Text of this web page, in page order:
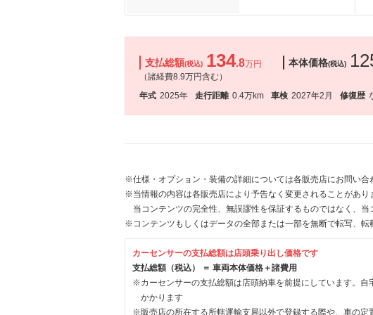
支払総額(税込) 134.8万円
（諸経費8.9万円含む）
本体価格(税込)
年式 2025年 走行距離 0.4万km 車検 2027年2月 修復歴
※仕様・オプション・装備の詳細については各販売店にお問い合
※当情報の内容は各販売店により予告なく変更されることがあ
当コンテンツの完全性、無誤謬性を保証するものではなく、
※コンテンツもしくはデータの全部または一部を無断で転写、転
カーセンサーの支払総額は店頭乗り出し価格です
支払総額（税込） ＝ 車両本体価格＋諸費用
※カーセンサーの支払総額は店頭納車を前提にしています。
かかります
※販売店の所在する所轄運輸支局以外で登録する際や、車の